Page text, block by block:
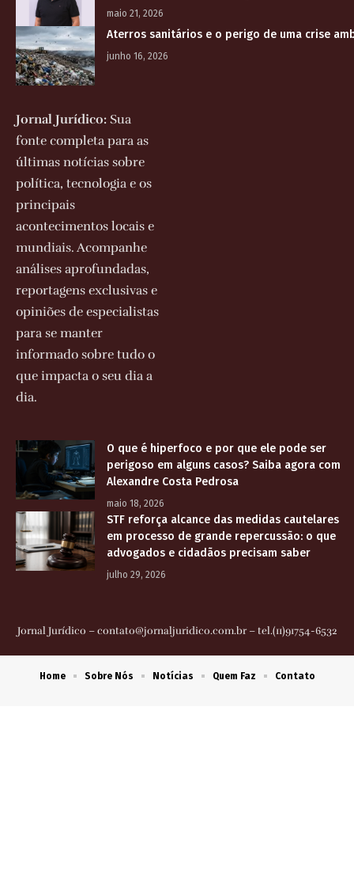
maio 21, 2026
Aterros sanitários e o perigo de uma crise
junho 16, 2026
Jornal Jurídico: Sua
fonte completa para as
últimas notícias sobre
política, tecnologia e os
principais
acontecimentos locais e
mundiais. Acompanhe
análises aprofundadas,
reportagens exclusivas e
opiniões de especialistas
para se manter
informado sobre tudo o
que impacta o seu dia a
dia.
O que é hiperfoco e por que ele pode ser
perigoso em alguns casos? Saiba agora com
Alexandre Costa Pedrosa
maio 18, 2026
STF reforça alcance das medidas cautelares
em processo de grande repercussão: o que
advogados e cidadãos precisam saber
julho 29, 2026
Jornal Jurídico –contato@jornaljuridico.com.br– tel.(11)91754-6532
Home Sobre Nós Notícias Quem Faz Contato